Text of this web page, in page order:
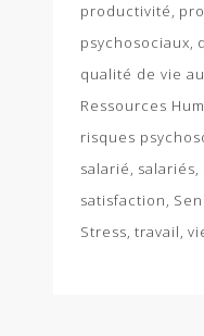
productivité
psychosociaux
qualité de vie
Ressources
risques
salarié salariés
satisfaction
Stress travail